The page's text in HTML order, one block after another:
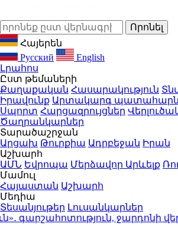
Հայերեն
Русский
English
Լրահոս
Ըստ թեմաների
Քաղաքական Հասարակություն
Իրավունք Արտակարգ
Սպորտ Հարցազրույցներ
Ծաղրանկարներ
Տարածաշրջան
Արցախ Թուրքիա Ադրբեջան Իրան
Աշխարհ
ԱՄՆ Եվրոպա Մերձավոր Արևելք
Մամուլ
Հայաստան Աշխարհ
Մեդիա
Տեսանյութեր Լուսանկարներ
գարշահոտություն, ջարդոնի